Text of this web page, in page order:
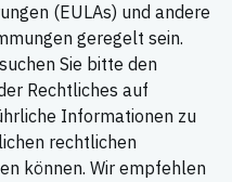
(EULAs) und andere
geregelt sein.
Sie bitte den
Rechtliches auf
Informationen zu
rechtlichen
können. Wir empfehlen